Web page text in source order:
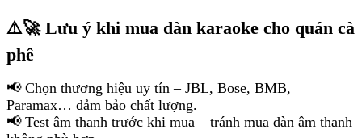
⚠️🚀 Lưu ý khi mua dàn karaoke cho quán cà
phê
📢 Chọn thương hiệu uy tín – JBL, Bose, BMB,
Paramax… đảm bảo chất lượng.
📢 Test âm thanh trước khi mua – tránh mua dàn âm thanh